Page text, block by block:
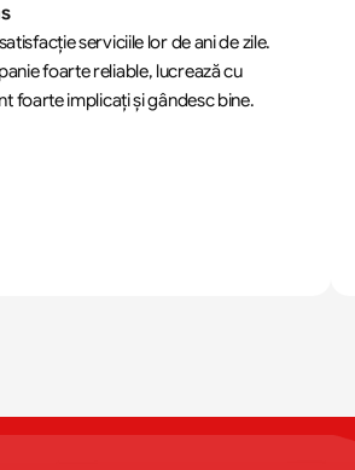
serviciile lor de ani de zile.
foarte reliable, lucrează cu
foarte implicați și gândesc bine.